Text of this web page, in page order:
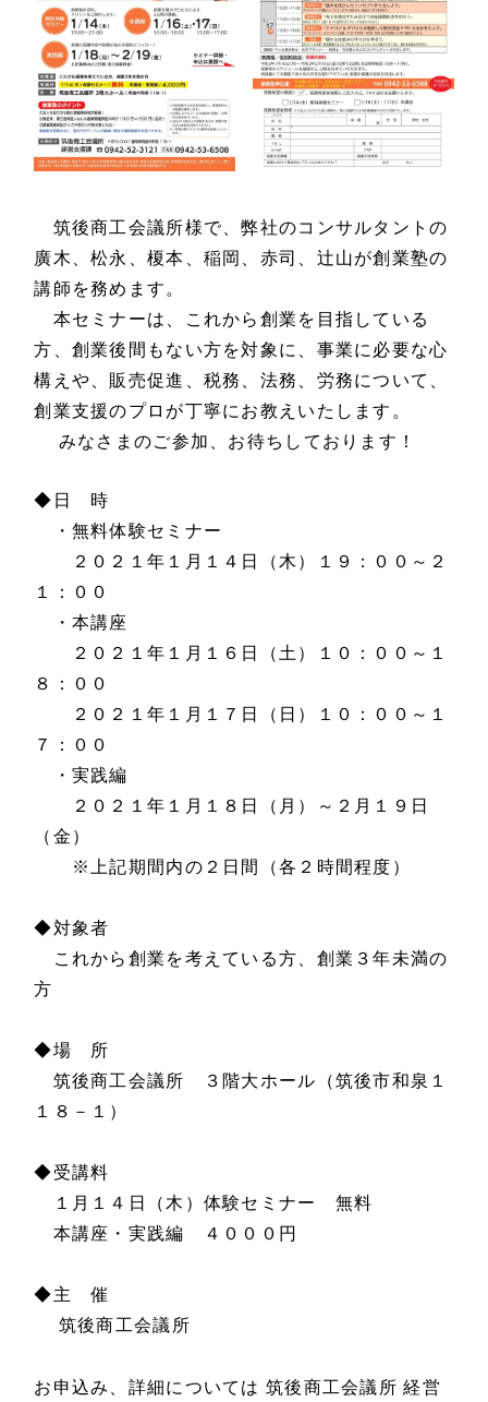
筑後商工会議所様で、弊社のコンサルタントの
廣木、松永、榎本、稲岡、赤司、辻山が創業塾の
講師を務めます。
本セミナーは、これから創業を目指している
方、創業後間もない方を対象に、事業に必要な心
構えや、販売促進、税務、法務、労務について、
創業支援のプロが丁寧にお教えいたします。
みなさまのご参加、お待ちしております！
◆日 時
・無料体験セミナー
２０２１年１月１４日（木）１９：００～２
１：００
・本講座
２０２１年１月１６日（土）１０：００～１
８：００
２０２１年１月１７日（日）１０：００～１
７：００
・実践編
２０２１年１月１８日（月）～２月１９日
（金）
※上記期間内の２日間（各２時間程度）
◆対象者
これから創業を考えている方、創業３年未満の
方
◆場 所
筑後商工会議所 ３階大ホール（筑後市和泉１
１８－１）
◆受講料
１月１４日（木）体験セミナー 無料
本講座・実践編 ４０００円
◆主 催
筑後商工会議所
お申込み、詳細については 筑後商工会議所 経営